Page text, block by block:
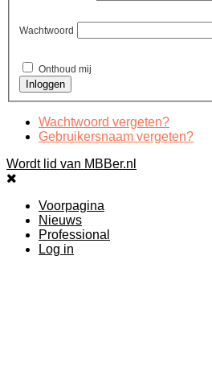
Wachtwoord
Onthoud mij
Wachtwoord vergeten?
Gebruikersnaam vergeten?
Wordt lid van MBBer.nl
Voorpagina
Nieuws
Professional
Log in